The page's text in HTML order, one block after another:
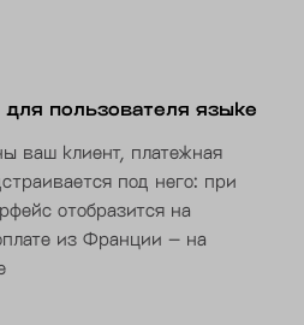
пользователя языке
ваш клиент, платежная
под него: при
отобразится на
из Франции – на